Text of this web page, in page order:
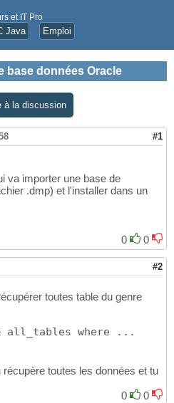
et IT Pro
Java Emploi
base données Oracle
à la discussion
#1
va importer une base de
.dmp) et l'installer dans un
0
0
#2
toutes table du genre
all_tables where ...
toutes les données et tu
0
0